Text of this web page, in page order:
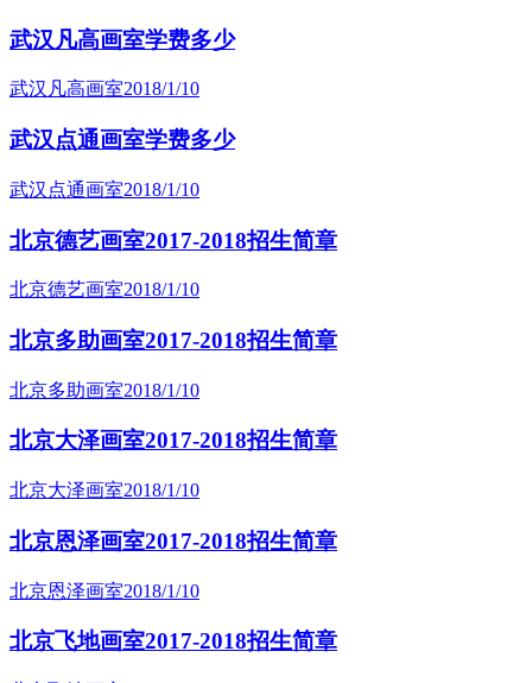
武汉凡高画室学费多少
武汉凡高画室2018/1/10
武汉点通画室学费多少
武汉点通画室2018/1/10
北京德艺画室2017-2018招生简章
北京德艺画室2018/1/10
北京多助画室2017-2018招生简章
北京多助画室2018/1/10
北京大泽画室2017-2018招生简章
北京大泽画室2018/1/10
北京恩泽画室2017-2018招生简章
北京恩泽画室2018/1/10
北京飞地画室2017-2018招生简章